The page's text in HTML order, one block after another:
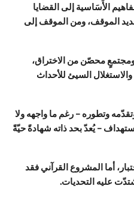
الأَسَاسية إلى القضايا
الموقف، ومن الموقف إلى
محصّن من الاختراق،
السيئ للأحداث
وتطوره – رغم ما واجهه ولا
– يُعدّ بحد ذاته شهادةً حيّةً
أما المشروع القرآني فقد
عليه التحديات.